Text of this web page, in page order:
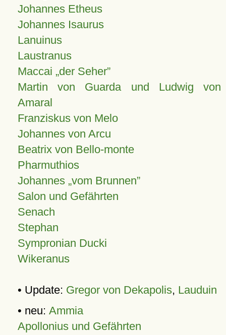
Johannes Etheus
Johannes Isaurus
Lanuinus
Laustranus
Maccai „der Seher”
Martin von Guarda und Ludwig von
Amaral
Franziskus von Melo
Johannes von Arcu
Beatrix von Bello-monte
Pharmuthios
Johannes vom Brunnen
Salon und Gefährten
Senach
Stephan
Sympronian Ducki
Wikeranus
• Update: Gregor von Dekapolis, Lauduin
• neu: Ammia
Apollonius und Gefährten